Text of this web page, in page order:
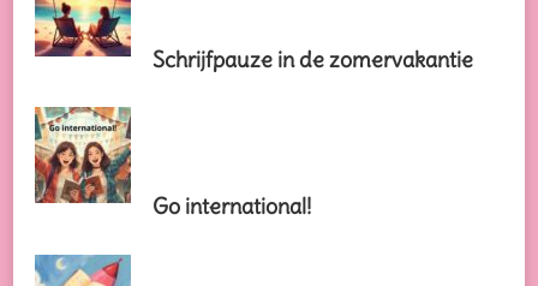
Schrijfpauze in de zomervakantie
Go international!